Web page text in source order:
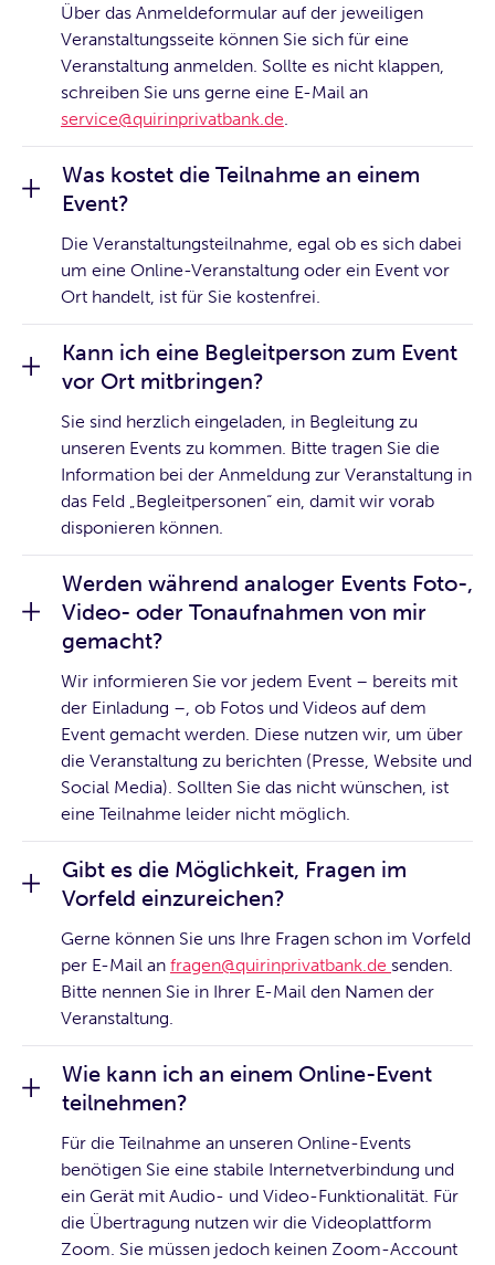
Über das Anmeldeformular auf der jeweiligen
Veranstaltungsseite können Sie sich für eine
Veranstaltung anmelden. Sollte es nicht klappen,
schreiben Sie uns gerne eine E-Mail an
service@quirinprivatbank.de
Was kostet die Teilnahme an einem
Event?
Die Veranstaltungsteilnahme, egal ob es sich dabei
um eine Online-Veranstaltung oder ein Event vor
Ort handelt, ist für Sie kostenfrei.
Kann ich eine Begleitperson zum Event
vor Ort mitbringen?
Sie sind herzlich eingeladen, in Begleitung zu
unseren Events zu kommen. Bitte tragen Sie die
Information bei der Anmeldung zur Veranstaltung in
das Feld „Begleitpersonen“ ein, damit wir vorab
disponieren können.
Werden während analoger Events Foto-,
Video- oder Tonaufnahmen von mir
gemacht?
Wir informieren Sie vor jedem Event – bereits mit
der Einladung –, ob Fotos und Videos auf dem
Event gemacht werden. Diese nutzen wir, um über
die Veranstaltung zu berichten (Presse, Website und
Social Media). Sollten Sie das nicht wünschen, ist
eine Teilnahme leider nicht möglich.
Gibt es die Möglichkeit, Fragen im
Vorfeld einzureichen?
Gerne können Sie uns Ihre Fragen schon im Vorfeld
per E-Mail an fragen@quirinprivatbank.de senden.
Bitte nennen Sie in Ihrer E-Mail den Namen der
Veranstaltung.
Wie kann ich an einem Online-Event
teilnehmen?
Für die Teilnahme an unseren Online-Events
benötigen Sie eine stabile Internetverbindung und
ein Gerät mit Audio- und Video-Funktionalität. Für
die Übertragung nutzen wir die Videoplattform
Zoom. Sie müssen jedoch keinen Zoom-Account